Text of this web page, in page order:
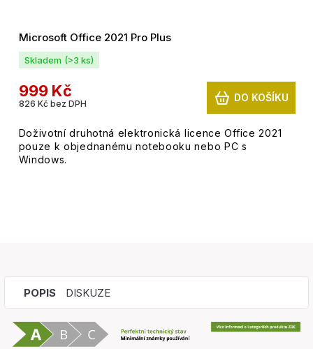
Microsoft Office 2021 Pro Plus
Skladem (>3 ks)
826 Kč bez DPH
999 Kč DO KOŠÍKU
Doživotní druhotná elektronická licence Office 2021
pouze k objednanému notebooku nebo PC s
Windows.
POPIS DISKUZE